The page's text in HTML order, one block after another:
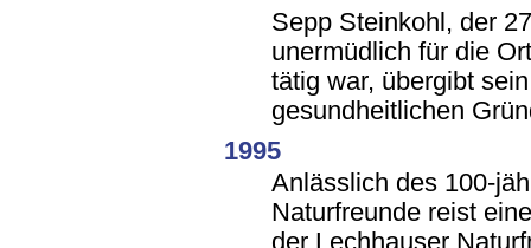
Sepp Steinkohl, der
unermüdlich für die
tätig war, übergibt
gesundheitlichen
1995
Anlässlich des 100-
Naturfreunde reist
der Lechhauser